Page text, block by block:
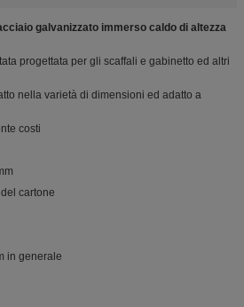
galvanizzato immerso caldo di altezza
progettata per gli scaffali e gabinetto ed altri
nella varietà di dimensioni ed adatto a
costi
cartone
in generale